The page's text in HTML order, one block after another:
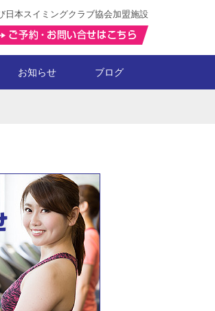
日本スイミングクラブ協会加盟施設
お知らせ ブログ